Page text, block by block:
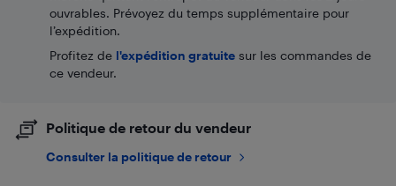
ouvrables. Prévoyez du temps supplémentaire pour
l’expédition.
Profitez de l'expédition gratuite sur les commandes de
ce vendeur.
Politique de retour du vendeur
Consulter la politique de retour